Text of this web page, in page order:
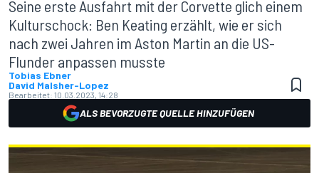
Seine erste Ausfahrt mit der Corvette glich einem
Kulturschock: Ben Keating erzählt, wie er sich
nach zwei Jahren im Aston Martin an die US-
Flunder anpassen musste
Tobias Ebner
David Malsher-Lopez
Bearbeitet: 10.03.2023, 14:28
ALS BEVORZUGTE QUELLE HINZUFÜGEN